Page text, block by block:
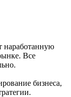
наработанную
Все
бизнеса,